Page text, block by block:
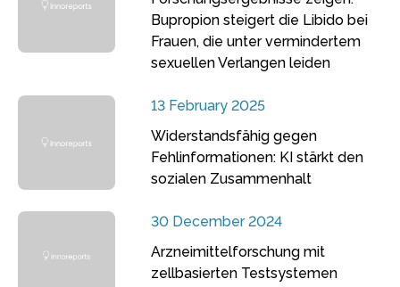
Bupropion steigert die Libido bei
Frauen, die unter vermindertem
sexuellen Verlangen leiden
13 February 2025
Widerstandsfähig gegen
Fehlinformationen: KI stärkt den
sozialen Zusammenhalt
30 December 2024
Arzneimittelforschung mit
zellbasierten Testsystemen